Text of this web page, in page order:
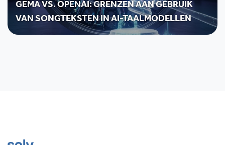
GEMA VS. OPENAI: GRENZEN AAN GEBRUIK
VAN SONGTEKSTEN IN AI-TAALMODELLEN